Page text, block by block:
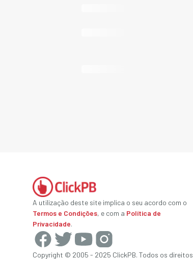
A utilização deste site implica o seu acordo com o
Termos e Condições, e com a Política de
Privacidade.
Copyright © 2005 - 2025 ClickPB. Todos os direitos